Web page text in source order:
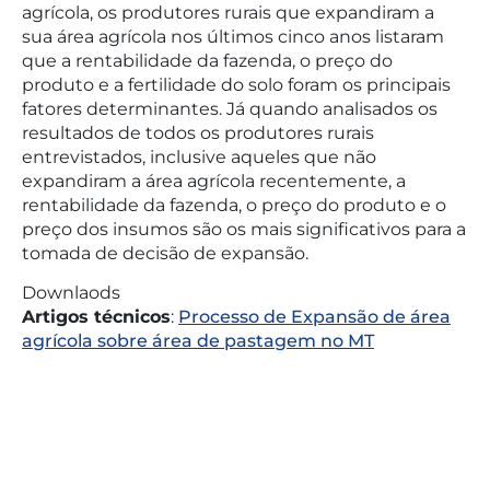
agrícola, os produtores rurais que expandiram a
sua área agrícola nos últimos cinco anos listaram
que a rentabilidade da fazenda, o preço do
produto e a fertilidade do solo foram os principais
fatores determinantes. Já quando analisados os
resultados de todos os produtores rurais
entrevistados, inclusive aqueles que não
expandiram a área agrícola recentemente, a
rentabilidade da fazenda, o preço do produto e o
preço dos insumos são os mais significativos para a
tomada de decisão de expansão.
Downlaods
Artigos técnicos: Processo de Expansão de área
agrícola sobre área de pastagem no MT